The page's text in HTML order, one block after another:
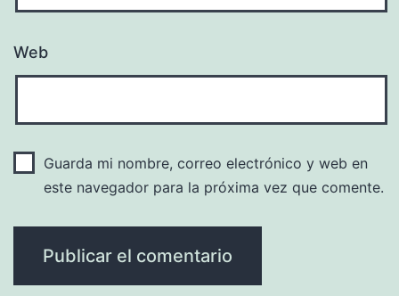
Web
Guarda mi nombre, correo electrónico y web en
este navegador para la próxima vez que comente.